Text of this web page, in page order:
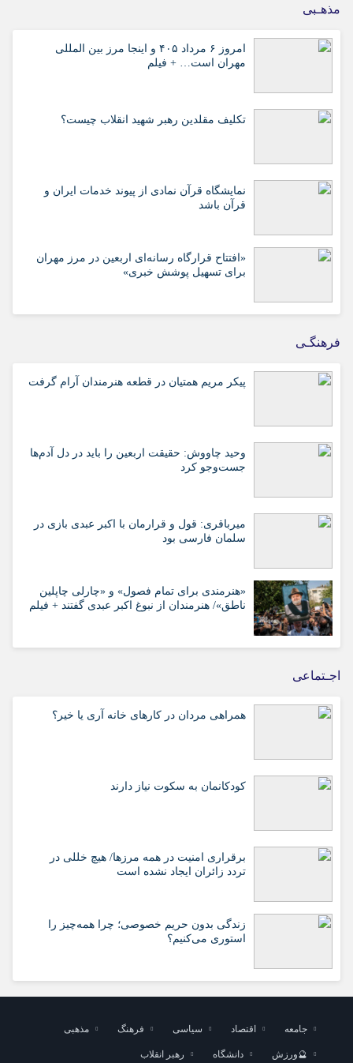
مذهـبی
امروز ۶ مرداد ۴۰۵ و اینجا مرز بین المللی
مهران است… + فیلم
تکلیف مقلدین رهبر شهید انقلاب چیست؟
نمایشگاه قرآن نمادی از پیوند خدمات ایران و
قرآن باشد
«افتتاح قرارگاه رسانه‌ای اربعین در مرز مهران
برای تسهیل پوشش خبری»
فرهنگـی
پیکر مریم همتیان در قطعه هنرمندان آرام گرفت
وحید چاووش: حقیقت اربعین را باید در دل آدم‌ها
جست‌وجو کرد
میرباقری: قول و قرارمان با اکبر عبدی بازی در
سلمان فارسی بود
«هنرمندی برای تمام فصول» و «چارلی چاپلین
ناطق»/ هنرمندان از نبوغ اکبر عبدی گفتند + فیلم
اجـتماعی
همراهی مردان در کارهای خانه آری یا خیر؟
کودکانمان به سکوت نیاز دارند
برقراری امنیت در همه مرزها/ هیچ‌ خللی در
تردد زائران ایجاد نشده است
زندگی بدون حریم خصوصی؛ چرا همه‌چیز را
استوری می‌کنیم؟
جامعه اقتصاد سیاسی فرهنگ مذهبی
🔮ورزش دانشگاه رهبر انقلاب